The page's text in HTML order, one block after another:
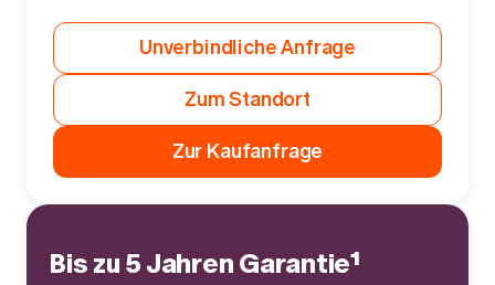
Unverbindliche Anfrage
Zum Standort
Zur Kaufanfrage
Bis zu 5 Jahren Garantie¹